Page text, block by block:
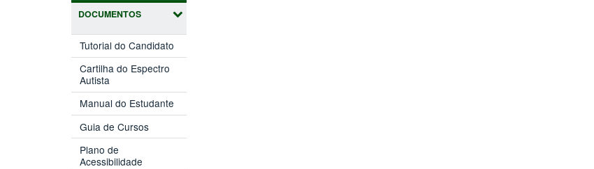
DOCUMENTOS
Tutorial do Candidato
Cartilha do Espectro
Autista
Manual do Estudante
Guia de Cursos
Plano de
Acessibilidade